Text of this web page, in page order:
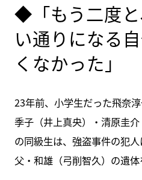
◆「もう二度
い通りになる
くなかった」
23年前、小学生だった飛奈
季子（井上真央）・清原圭
の同級生は、強盗事件の犯
父・和雄（弓削智久）の遺体